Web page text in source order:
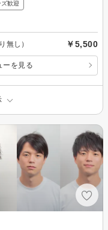
ズ歓迎
無し） ￥5,500
ーを見る